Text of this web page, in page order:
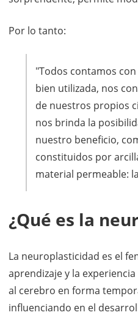
Por lo tanto:
"Todos contamos
bien utilizada, nos
de nuestros propios
nos brinda la
nuestro beneficio,
constituidos por
material permeable:
¿Qué es la
La neuroplasticidad es el
aprendizaje y la
al cerebro en forma
influenciando en el